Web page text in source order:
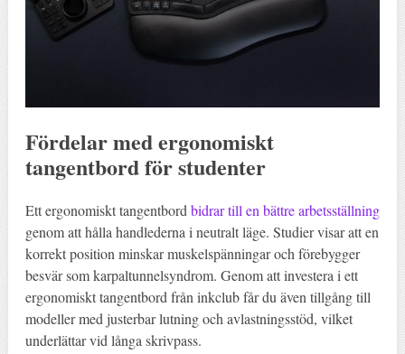
Fördelar med ergonomiskt
tangentbord för studenter
Ett ergonomiskt tangentbord bidrar till en bättre arbetsställning
genom att hålla handlederna i neutralt läge. Studier visar att en
korrekt position minskar muskelspänningar och förebygger
besvär som karpaltunnelsyndrom. Genom att investera i ett
ergonomiskt tangentbord från inkclub får du även tillgång till
modeller med justerbar lutning och avlastningsstöd, vilket
underlättar vid långa skrivpass.